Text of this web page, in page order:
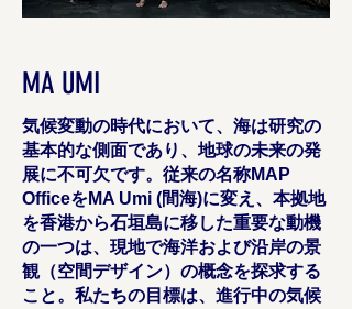
MA UMI
気候変動の時代において、海は研究の
基本的な側面であり、地球の未来の発
展に不可欠です。従来の名称MAP
OfficeをMA Umi (間海)に変え、本拠地
を香港から石垣島に移した重要な動機
の一つは、現地で海洋および沿岸の景
観（空間デザイン）の概念を探求する
こと。私たちの目標は、進行中の気候